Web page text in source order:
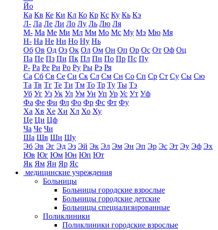
Йо
Ка Кв Ке Ки Кл Ко Кр Кс Ку Кь Кэ
Л- Ла Ле Ли Ло Лу Ль Лю Ля
М- Ма Ме Ми Мл Мм Мо Мс Му Мэ Мю Мя
Н- На Не Ни Но Ну Нь
Об Ов Од Оз Ок Ол Ом Он Оп Ор Ос От Оф Оц
Па Пе Пз Пи Пк Пл Пн По Пр Пс Пу
Р- Ра Ре Ри Ро Ру Ры Рэ Ря
Са Сб Св Се Си Ск Сл См Сн Со Сп Ср Ст Су Сы Сю
Та Тв Тг Те Ти Тм То Тр Ту Ты Тэ
Уб Уг Уз Ук Ул Ум Ун Уп Ур Ус Ут Уф
Фа Фе Фи Фл Фо Фр Фс Фт Фу
Ха Хв Хе Хи Хл Хо Ху
Це Ци Цф
Ча Че Чи
Ша Шв Ши Шу
Эб Эв Эг Эд Эз Эй Эк Эл Эм Эн Эп Эр Эс Эт Эу Эф Эх
Юв Юг Юм Юн Юп Ют
Як Ям Ян Яр Яс
медицинские учреждения
Больницы
Больницы городские взрослые
Больницы городские детские
Больницы специализированные
Поликлиники
Поликлиники городские взрослые